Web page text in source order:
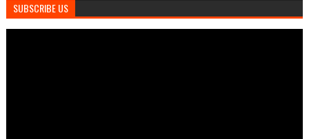
SUBSCRIBE US